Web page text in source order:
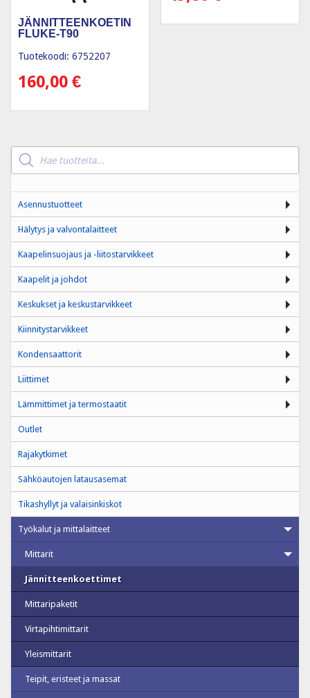
JÄNNITTEENKOETIN
FLUKE-T90
Tuotekoodi: 6752207
160,00 €
Products
search
Asennustuotteet
Hälytys ja valvontalaitteet
Kaapelinsuojaus ja -liitostarvikkeet
Kaapelit ja johdot
Keskukset ja keskustarvikkeet
Kiinnitystarvikkeet
Kondensaattorit
Liittimet
Lämmittimet ja termostaatit
Outlet
Rajakytkimet
Sähköautojen latausasemat
Tikashyllyt ja valaisinkiskot
Työkalut ja mittalaitteet
Mittarit
Jännitteenkoettimet
Mittaripaketit
Virtapihtimittarit
Yleismittarit
Teipit, eristeet ja massat